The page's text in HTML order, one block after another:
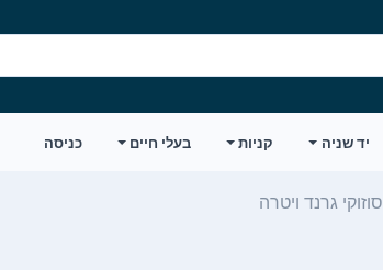
יד שניה קניות בעלי חיים כניסה
סוזוקי גרנד ויטרה